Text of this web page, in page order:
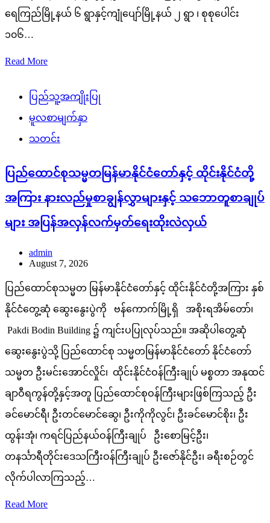
ရေကြည်မြို့နယ် ၆ ရွာနှင့်ကျုံပျော်မြို့နယ် ၂ ရွာ ၊ စုစုပေါင်း
၁၀၆…
Read More
ပြည်သူ့အကျိုးပြု
မူလစာမျက်နှာ
သတင်း
ပြည်ထောင်စုသမ္မတမြန်မာနိုင်ငံတော်နှင့် ထိုင်းနိုင်ငံတို့
အကြား နားလည်မှုစာချွန်လွှာများနှင့် သဘောတူစာချုပ်
များ အပြန်အလှန်လက်မှတ်ရေးထိုးလဲလှယ်
admin
August 7, 2026
ပြည်ထောင်စုသမ္မတ မြန်မာနိုင်ငံတော်နှင့် ထိုင်းနိုင်ငံတို့အကြား နှစ်
နိုင်ငံတွေ့ဆုံ ဆွေးနွေးပွဲကို ဗန်ကောက်မြို့ရှိ အစိုးရအိမ်တော်၊
Pakdi Bodin Building ၌ ကျင်းပပြုလုပ်သည်။ အဆိုပါတွေ့ဆုံ
ဆွေးနွေးပွဲသို့ ပြည်ထောင်စု သမ္မတမြန်မာနိုင်ငံတော် နိုင်ငံတော်
သမ္မတ ဦးမင်းအောင်လှိုင်၊ ထိုင်းနိုင်ငံဝန်ကြီးချုပ် မစ္စတာ အနုထင်
ချာဝီရကွန်တို့နှင့်အတူ ပြည်ထောင်စုဝန်ကြီးများဖြစ်ကြသည့် ဦး
ခင်မောင်ရီ၊ ဦးတင်မောင်ဆွေ၊ ဦးကိုကိုလွင်၊ ဦးခင်မောင်စိုး၊ ဦး
ထွန်းအုံ၊ ကရင်ပြည်နယ်ဝန်ကြီးချုပ် ဦးစောမြင့်ဦး၊
တနင်္သာရီတိုင်းဒေသကြီးဝန်ကြီးချုပ် ဦးဇော်နိုင်ဦး၊ ခရီးစဉ်တွင်
လိုက်ပါလာကြသည့်…
Read More